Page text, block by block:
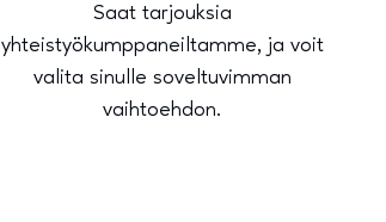
Saat tarjouksia
yhteistyökumppaneiltamme, ja voit
valita sinulle soveltuvimman
vaihtoehdon.